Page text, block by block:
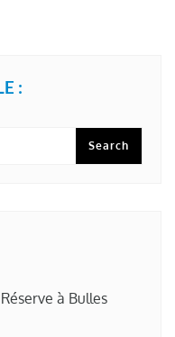
:
à Bulles